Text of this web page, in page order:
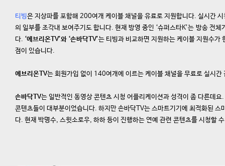
티빙은 지상파를 포함해 200여개 케이블 채널을 유료로 지원합니다. 실시간
의 일부를 조각내 보여주기도 합니다. 현재 방영 중인 ‘슈퍼스타K’는 방송 전
다. ‘에브리온TV’와 ‘손바닥TV’는 티빙과 비교하면 지원하는 케이블 지원수가
점이 있습니다.
에브리온TV는 회원가입 없이 140여개에 이르는 케이블 채널을 무료로 실시간
손바닥TV는 일반적인 동영상 콘텐츠 시청 어플리케이션과 성격이 좀 다른데
콘텐츠들이 대부분이었습니다. 하지만 손바닥TV는 스마트기기에 최적화된
다. 현재 박명수, 스윗소로우, 하하 등이 진행하는 연예 관련 콘텐츠를 시청할